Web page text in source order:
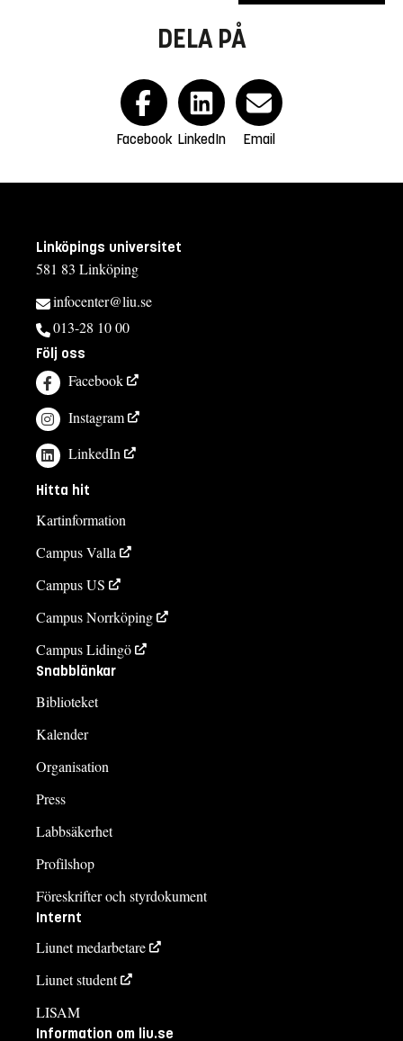
DELA PÅ
Facebook LinkedIn Email
Linköpings universitet
581 83 Linköping
infocenter@liu.se
013-28 10 00
Följ oss
Facebook
Instagram
LinkedIn
Hitta hit
Kartinformation
Campus Valla
Campus US
Campus Norrköping
Campus Lidingö
Snabblänkar
Biblioteket
Kalender
Organisation
Press
Labbsäkerhet
Profilshop
Föreskrifter och styrdokument
Internt
Liunet medarbetare
Liunet student
LISAM
Information om liu.se